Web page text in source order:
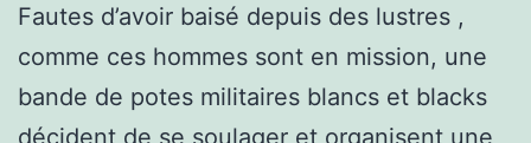
Fautes d’avoir baisé depuis des lustres ,
comme ces hommes sont en mission, une
bande de potes militaires blancs et blacks
décident de se soulager et organisent une